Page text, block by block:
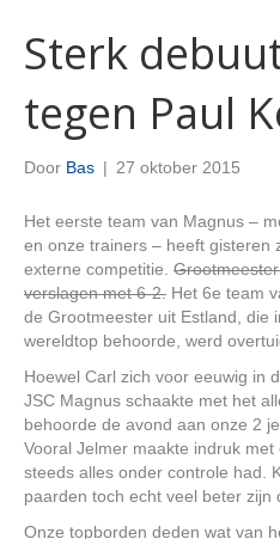
Sterk
tegen Paul
Door Bas | 27 oktober 2015
Het eerste team van Magnus –
en onze trainers – heeft gisteren
externe competitie.
verslagen met 6-2. Het 6e team
de Grootmeester uit Estland, die
wereldtop behoorde, werd
Hoewel Carl zich voor eeuwig in
JSC Magnus schaakte met het
behoorde de avond aan onze 2
Vooral Jelmer maakte indruk
steeds alles onder controle had.
paarden toch echt veel beter zijn
Onze topborden deden wat van